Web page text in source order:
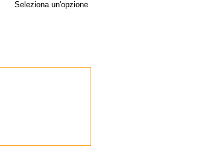
Seleziona un'opzione